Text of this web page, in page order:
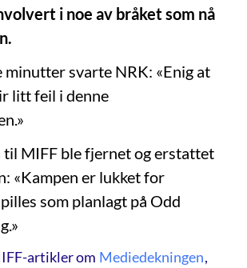
i noe av bråket som nå
svarte NRK: «Enig at
litt feil i denne
til MIFF ble fjernet og erstattet
«Kampen er lukket for
som planlagt på Odd
artikler om Mediedekningen,